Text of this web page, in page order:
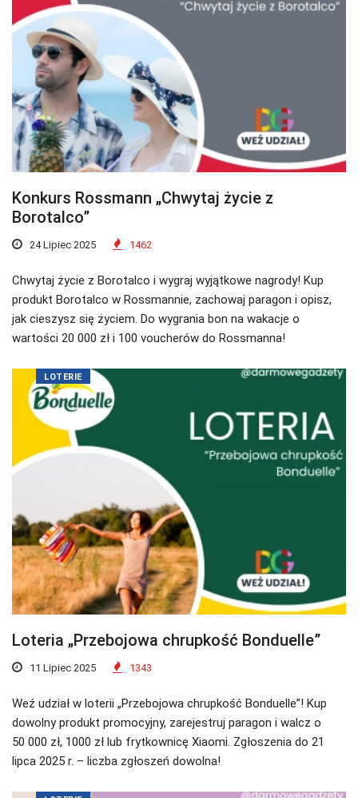
Konkurs Rossmann „Chwytaj życie z
Borotalco”
24 Lipiec 2025 1462
Chwytaj życie z Borotalco i wygraj wyjątkowe nagrody! Kup
produkt Borotalco w Rossmannie, zachowaj paragon i opisz,
jak cieszysz się życiem. Do wygrania bon na wakacje o
wartości 20 000 zł i 100 voucherów do Rossmanna!
LOTERIE
Loteria „Przebojowa chrupkość Bonduelle”
11 Lipiec 2025 1343
Weź udział w loterii „Przebojowa chrupkość Bonduelle”! Kup
dowolny produkt promocyjny, zarejestruj paragon i walcz o
50 000 zł, 1000 zł lub frytkownicę Xiaomi. Zgłoszenia do 21
lipca 2025 r. – liczba zgłoszeń dowolna!